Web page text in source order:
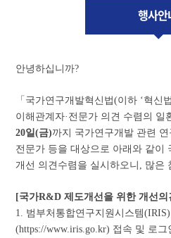
행사안
안녕하십니까?
「국가연구개발혁신법(이하 ‘혁신법
이해관계자·전문가 의견 수렴의 일
20일(금)까지 국가연구개발 관련 연
전문가 등을 대상으로 아래와 같이
개선 의견수렴을 실시하오니
많은
[국가R&D제도개선을 위한 개선
1. 범부처통합연구지원시스템(IRIS)
(https://www.iris.go.kr) 접속 및 로그